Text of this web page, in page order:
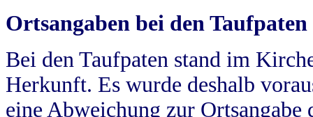
Ortsangaben bei den Taufpaten
Bei den Taufpaten stand im
Herkunft. Es wurde deshalb
eine Abweichung zur